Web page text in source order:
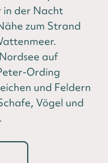
in der Nacht
zum Strand
auf
Ording
und Feldern
Vögel und